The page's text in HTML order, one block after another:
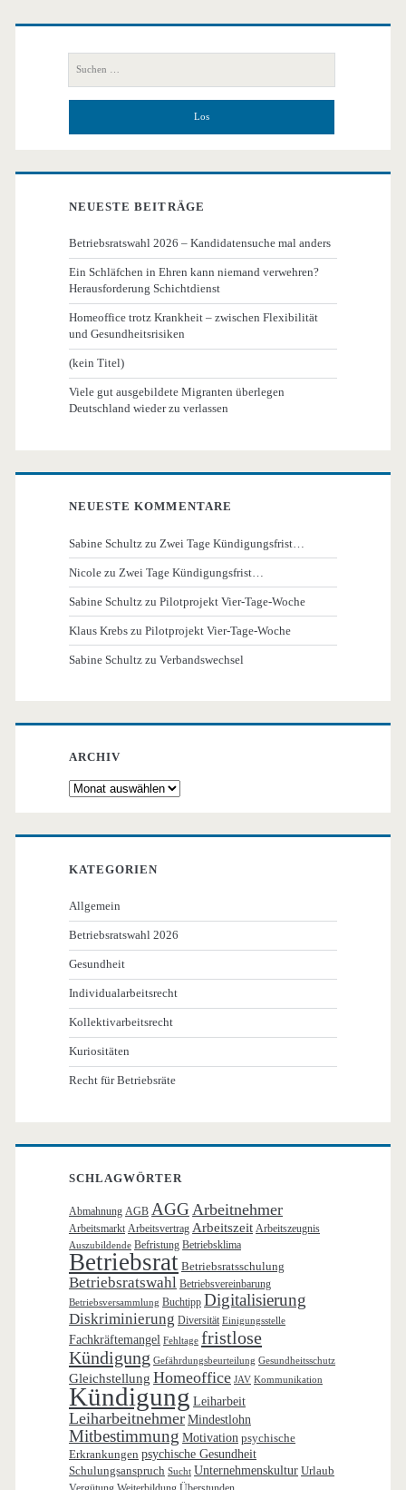
Primäre
Seitenleiste
nach:
NEUESTE BEITRÄGE
Betriebsratswahl 2026 – Kandidatensuche mal anders
Ein Schläfchen in Ehren kann niemand verwehren?
Herausforderung Schichtdienst
Homeoffice trotz Krankheit – zwischen Flexibilität
und Gesundheitsrisiken
(kein Titel)
Viele gut ausgebildete Migranten überlegen
Deutschland wieder zu verlassen
NEUESTE KOMMENTARE
Sabine Schultz zu Zwei Tage Kündigungsfrist…
Nicole zu Zwei Tage Kündigungsfrist…
Sabine Schultz zuPilotprojekt Vier-Tage-Woche
Klaus Krebs zuPilotprojekt Vier-Tage-Woche
Sabine Schultz zuVerbandswechsel
ARCHIV
Archiv
KATEGORIEN
Allgemein
Betriebsratswahl 2026
Gesundheit
Individualarbeitsrecht
Kollektivarbeitsrecht
Kuriositäten
Recht für Betriebsräte
SCHLAGWÖRTER
Abmahnung AGB AGG Arbeitnehmer
Arbeitsmarkt Arbeitsvertrag Arbeitszeit Arbeitszeugnis
Auszubildende Befristung Betriebsklima
Betriebsrat Betriebsratsschulung
Betriebsratswahl Betriebsvereinbarung
Betriebsversammlung Buchtipp Digitalisierung
Diskriminierung Diversität Einigungsstelle
Fachkräftemangel Fehltage fristlose
Kündigung Gefährdungsbeurteilung Gesundheitsschutz
Gleichstellung Homeoffice JAV Kommunikation
Kündigung Leiharbeit
Leiharbeitnehmer Mindestlohn
Mitbestimmung Motivation psychische
Erkrankungen psychische Gesundheit
Schulungsanspruch Sucht Unternehmenskultur Urlaub